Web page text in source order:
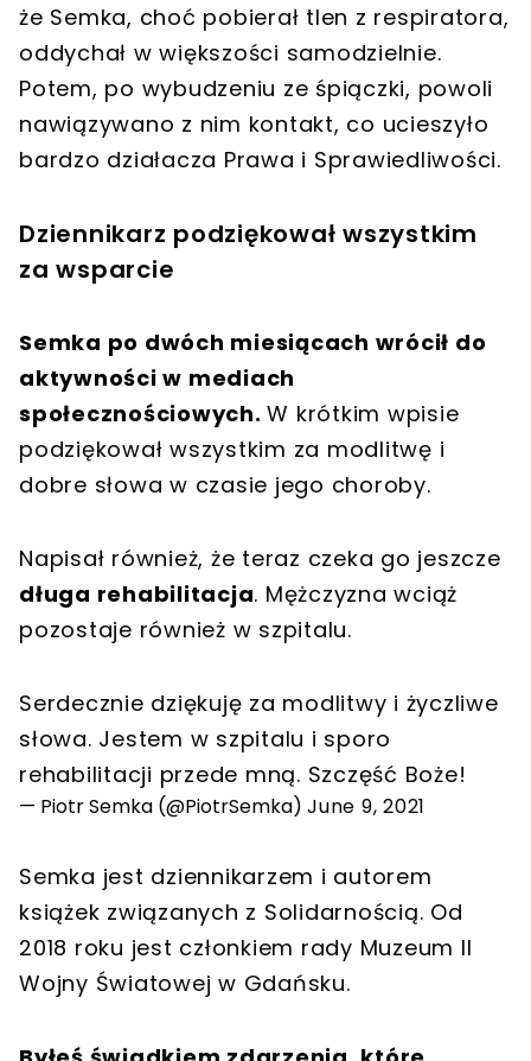
że Semka, choć pobierał tlen z respiratora,
oddychał w większości samodzielnie.
Potem, po wybudzeniu ze śpiączki, powoli
nawiązywano z nim kontakt, co ucieszyło
bardzo działacza Prawa i Sprawiedliwości.
Dziennikarz podziękował wszystkim
za wsparcie
Semka po dwóch miesiącach wrócił do
aktywności w mediach
społecznościowych.W krótkim wpisie
podziękował wszystkim za modlitwę i
dobre słowa w czasie jego choroby.
Napisał również, że teraz czeka go jeszcze
długa rehabilitacja. Mężczyzna wciąż
pozostaje również w szpitalu.
Serdecznie dziękuję za modlitwy i życzliwe
słowa. Jestem w szpitalu i sporo
rehabilitacji przede mną. Szczęść Boże!
— Piotr Semka (@PiotrSemka) June 9, 2021
Semka jest dziennikarzem i autorem
książek związanych z Solidarnością. Od
2018 roku jest członkiem rady Muzeum II
Wojny Światowej w Gdańsku.